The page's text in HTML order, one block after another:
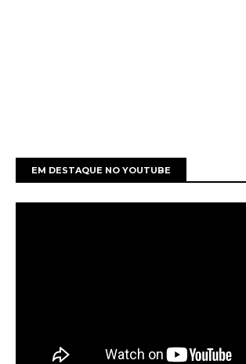
EM DESTAQUE NO YOUTUBE